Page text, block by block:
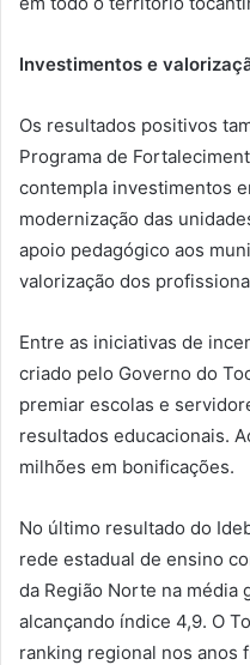
Investimentos e
Os resultados positivos
Programa de
contempla investimentos
modernização das
apoio pedagógico aos
valorização dos
Entre as iniciativas de
criado pelo Governo do
premiar escolas e
resultados educacionais.
milhões em bonificações.
No último resultado do
rede estadual de ensino
da Região Norte na média
alcançando índice 4,9. O
ranking regional nos anos